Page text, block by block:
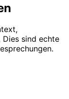
Dies sind echte